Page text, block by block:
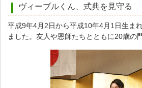
ヴィーブルくん、式典を見守る
平成9年4月2日から平成10年4月1日生ま
ました。友人や恩師たちとともに20歳の